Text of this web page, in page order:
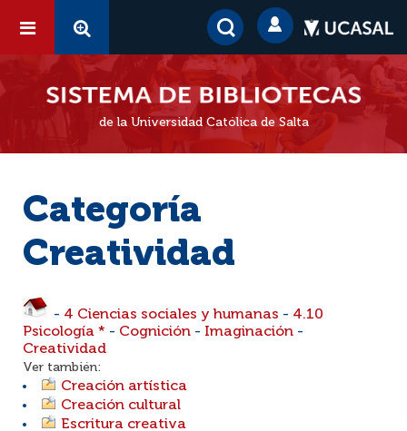
de la Universidad Católica de Salta
Categoría
Creatividad
- 4 Ciencias sociales y humanas - 4.10
Psicología * - Cognición - Imaginación -
Creatividad
Ver también:
Creación artística
Creación cultural
Escritura creativa